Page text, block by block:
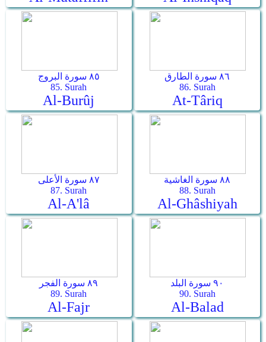
٨٥ سورة البروج
85. Surah
Al-Burûj
٨٦ سورة الطارق
86. Surah
At-Târiq
٨٧ سورة الأعلى
87. Surah
Al-A'lâ
٨٨ سورة الغاشية
88. Surah
Al-Ghâshiyah
٨٩ سورة الفجر
89. Surah
Al-Fajr
٩٠ سورة البلد
90. Surah
Al-Balad